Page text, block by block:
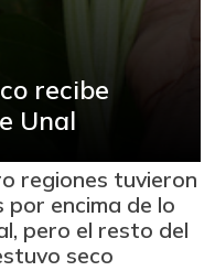
recibe
Unal
regiones tuvieron
por encima de lo
pero el resto del
seco